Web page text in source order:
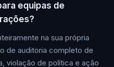
equipas de
na sua própria
de auditoria completo de
violação de política e ação